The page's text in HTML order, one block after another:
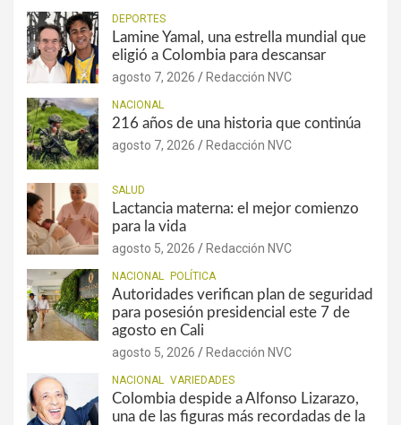
DEPORTES
Lamine Yamal, una estrella mundial que
eligió a Colombia para descansar
agosto 7, 2026 Redacción NVC
NACIONAL
216 años de una historia que continúa
agosto 7, 2026 Redacción NVC
SALUD
Lactancia materna: el mejor comienzo
para la vida
agosto 5, 2026 Redacción NVC
NACIONAL POLÍTICA
Autoridades verifican plan de seguridad
para posesión presidencial este 7 de
agosto en Cali
agosto 5, 2026 Redacción NVC
NACIONAL VARIEDADES
Colombia despide a Alfonso Lizarazo,
una de las figuras más recordadas de la